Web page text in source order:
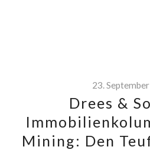
23.
Drees &
Mining: Den